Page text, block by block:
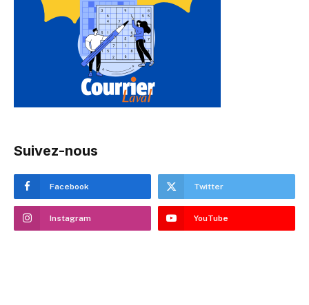
Suivez-nous
Facebook Twitter
Instagram YouTube